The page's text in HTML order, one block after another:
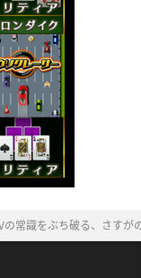
の常識をぶち破る、さす